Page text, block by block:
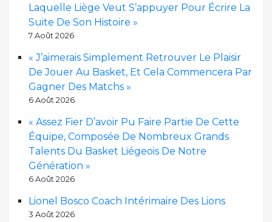
Laquelle Liège Veut S’appuyer Pour Écrire La
Suite De Son Histoire »
7 Août 2026
« J’aimerais Simplement Retrouver Le Plaisir
De Jouer Au Basket, Et Cela Commencera Par
Gagner Des Matchs »
6 Août 2026
« Assez Fier D’avoir Pu Faire Partie De Cette
Équipe, Composée De Nombreux Grands
Talents Du Basket Liégeois De Notre
Génération »
6 Août 2026
Lionel Bosco Coach Intérimaire Des Lions
3 Août 2026